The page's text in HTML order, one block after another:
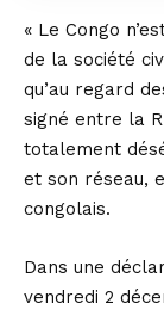
« Le Congo
de la société
qu’au regard
signé entre la
totalement
et son réseau,
congolais.
Dans une
vendredi 2